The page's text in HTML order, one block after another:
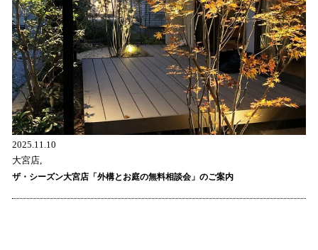
2025.11.10
大宮店,
ザ・シーズン大宮店「外構とお庭の無料相談会」のご案内